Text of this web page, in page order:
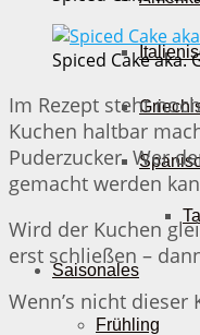
Saisonales
Frühling
Spiced Cake
Im Rezept steht
Kuchen haltbar
Puderzucker. Wer
gemacht werden
Wird der Kuchen
erst schließen –
Wenn’s nicht